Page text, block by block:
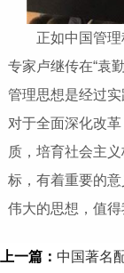
正如中国管理
专家卢继传在“袁
管理思想是经过实
对于全面深化改
质，培育社会主
标，有着重要的
伟大的思想，值得
上一篇： 中国著名